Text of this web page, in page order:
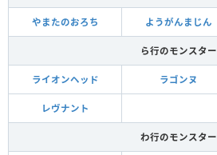
やまたのおろち ようがんまじん
ら行のモンスター
ライオンヘッド ラゴンヌ
レヴナント
わ行のモンスター